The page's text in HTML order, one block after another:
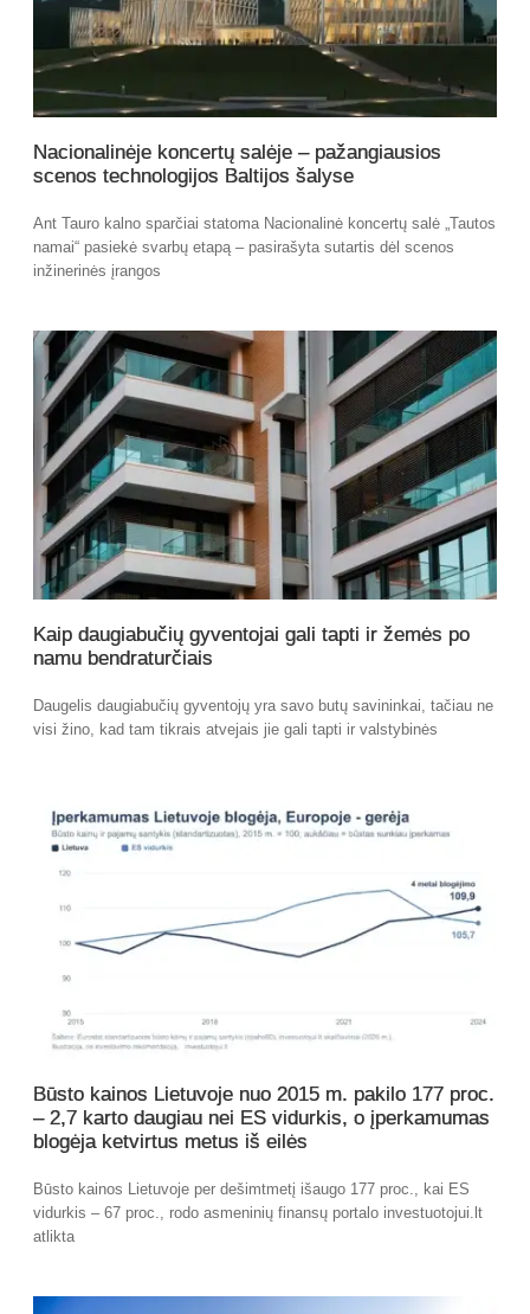
Nacionalinėje koncertų salėje – pažangiausios
scenos technologijos Baltijos šalyse
Ant Tauro kalno sparčiai statoma Nacionalinė koncertų salė „Tautos
namai“ pasiekė svarbų etapą – pasirašyta sutartis dėl scenos
inžinerinės įrangos
Kaip daugiabučių gyventojai gali tapti ir žemės po
namu bendraturčiais
Daugelis daugiabučių gyventojų yra savo butų savininkai, tačiau ne
visi žino, kad tam tikrais atvejais jie gali tapti ir valstybinės
Būsto kainos Lietuvoje nuo 2015 m. pakilo 177 proc.
– 2,7 karto daugiau nei ES vidurkis, o įperkamumas
blogėja ketvirtus metus iš eilės
Būsto kainos Lietuvoje per dešimtmetį išaugo 177 proc., kai ES
vidurkis – 67 proc., rodo asmeninių finansų portalo investuotojui.lt
atlikta